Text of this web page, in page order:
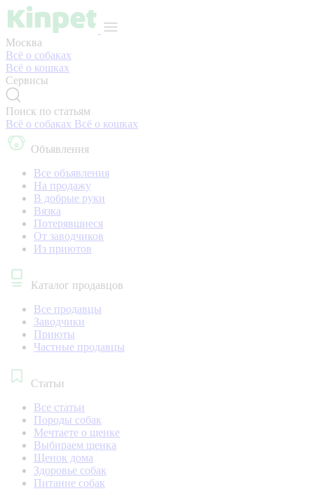
Москва
Всё о собаках
Всё о кошках
Сервисы
Поиск по статьям
Всё о собаках Всё о кошках
Объявления
Все объявления
На продажу
В добрые руки
Вязка
Потерявшиеся
От заводчиков
Из приютов
Каталог продавцов
Все продавцы
Заводчики
Приюты
Частные продавцы
Статьи
Все статьи
Породы собак
Мечтаете о щенке
Выбираем щенка
Щенок дома
Здоровье собак
Питание собак